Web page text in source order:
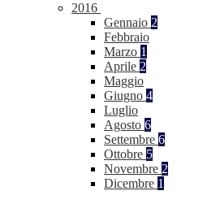
2016
Gennaio 2
Febbraio
Marzo 1
Aprile 2
Maggio
Giugno 4
Luglio
Agosto 6
Settembre 6
Ottobre 5
Novembre 2
Dicembre 1